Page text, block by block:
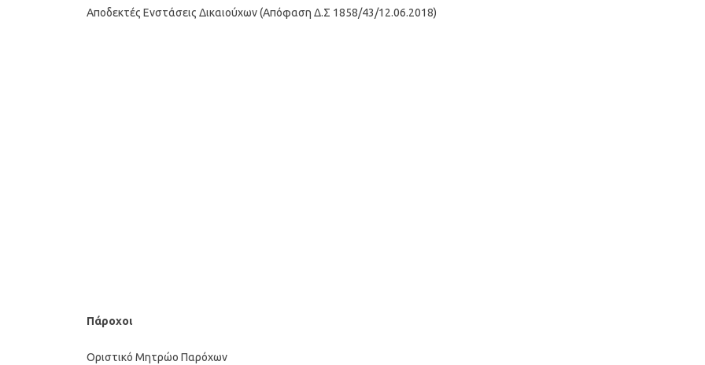
Αποδεκτές Ενστάσεις Δικαιούχων (Απόφαση Δ.Σ 1858/43/12.06.2018)
Πάροχοι
Οριστικό Μητρώο Παρόχων